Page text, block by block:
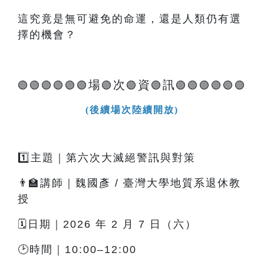
這究竟是無可避免的命運，還是人類仍有選
擇的機會？
🟢🟢🟢🟢🟢🟢 場🟢 次 🟢 資 🟢 訊🟢🟢🟢🟢🟢🟢
(後續場次陸續開放)
1️⃣主題｜第六次大滅絕警訊與對策
👨‍🏫講師｜魏國彥 / 臺灣大學地質系退休教
授
🗓️日期｜2026 年 2 月 7 日（六）
🕑時間｜10:00–12:00